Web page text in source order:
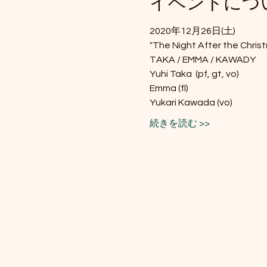
2020年12月26日(土)
"The Night After the
TAKA / EMMA / KAWADY
Yuhi Taka  (pf, gt, vo)
Emma (fl)
Yukari Kawada (vo)
続きを読む >>